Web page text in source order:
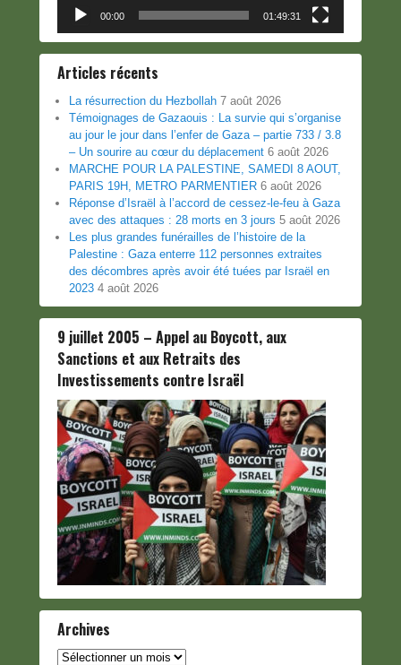
00:00 01:49:31
Articles récents
La résurrection du Hezbollah 7 août 2026
Témoignages de Gazaouis : La survie qui s’organise
au jour le jour dans l’enfer de Gaza – partie 733 / 3.8
– Un sourire au cœur du déplacement 6 août 2026
MARCHE POUR LA PALESTINE, SAMEDI 8 AOUT,
PARIS 19H, METRO PARMENTIER 6 août 2026
Réponse d’Israël à l’accord de cessez-le-feu à Gaza
avec des attaques : 28 morts en 3 jours 5 août 2026
Les plus grandes funérailles de l’histoire de la
Palestine : Gaza enterre 112 personnes extraites
des décombres après avoir été tuées par Israël en
2023 4 août 2026
9 juillet 2005 – Appel au Boycott, aux
Sanctions et aux Retraits des
Investissements contre Israël
Archives
Archives